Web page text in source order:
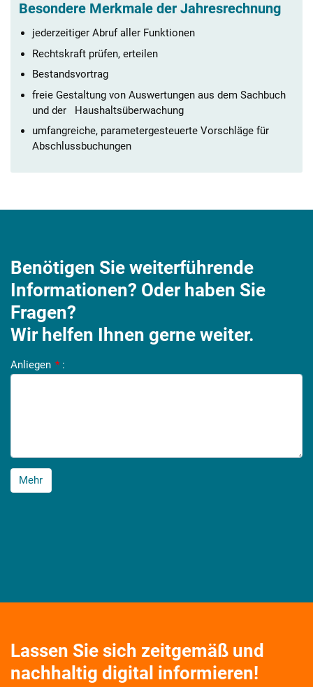
Besondere Merkmale der Jahresrechnung
jederzeitiger Abruf aller Funktionen
Rechtskraft prüfen, erteilen
Bestandsvortrag
freie Gestaltung von Auswertungen aus dem Sachbuch
und der Haushaltsüberwachung
umfangreiche, parametergesteuerte Vorschläge für
Abschlussbuchungen
Benötigen Sie weiterführende
Informationen? Oder haben Sie
Fragen?
Wir helfen Ihnen gerne weiter.
Anliegen *:
Mehr
Lassen Sie sich zeitgemäß und
nachhaltig digital informieren!